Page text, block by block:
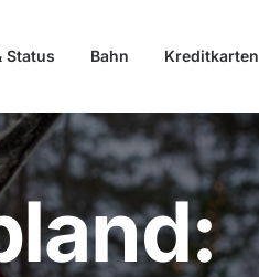
Status Bahn Kreditkarten